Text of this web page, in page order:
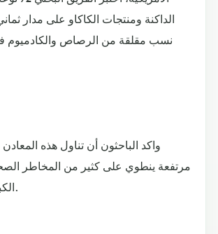
الداكنة ومنتجات الكاكاو على مدار
نسب مقلقة من الرصاص والكادميوم
واكد الباحثون أن تناول هذه المعادن
مرتفعة ينطوي على كثير من المخاطر
الكبد والكلى والمخ.